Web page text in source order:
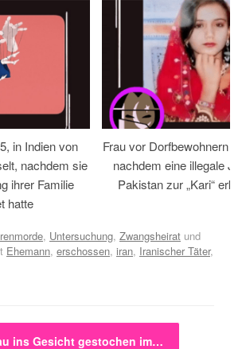
in Indien von
nachdem sie
ihrer Familie
hatte
Frau vor Dorfbewohnern
nachdem eine illegale
Pakistan zur „Kari“
, Untersuchung, Zwangsheirat und
Ehemann, erschossen, iran, Iranischer Täter,
ins Gesicht gestochen im…